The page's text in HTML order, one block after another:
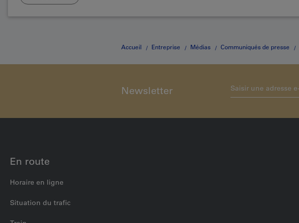
Accueil Entreprise Médias Communiqués de presse
Newsletter
En route
Horaire en ligne
Situation du trafic